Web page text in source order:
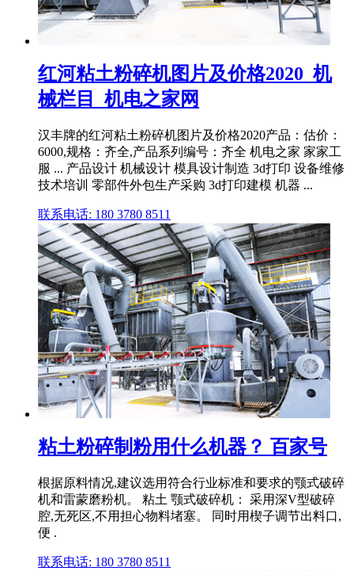
红河粘土粉碎机图片及价格2020_机
械栏目_机电之家网
汉丰牌的红河粘土粉碎机图片及价格2020产品：估价：
6000,规格：齐全,产品系列编号：齐全 机电之家 家家工
服 ... 产品设计 机械设计 模具设计制造 3d打印 设备维修
技术培训 零部件外包生产采购 3d打印建模 机器 ...
联系电话: 180 3780 8511
粘土粉碎制粉用什么机器？ 百家号
根据原料情况,建议选用符合行业标准和要求的颚式破碎
机和雷蒙磨粉机。 粘土 颚式破碎机： 采用深V型破碎
腔,无死区,不用担心物料堵塞。 同时用楔子调节出料口,
便 .
联系电话: 180 3780 8511